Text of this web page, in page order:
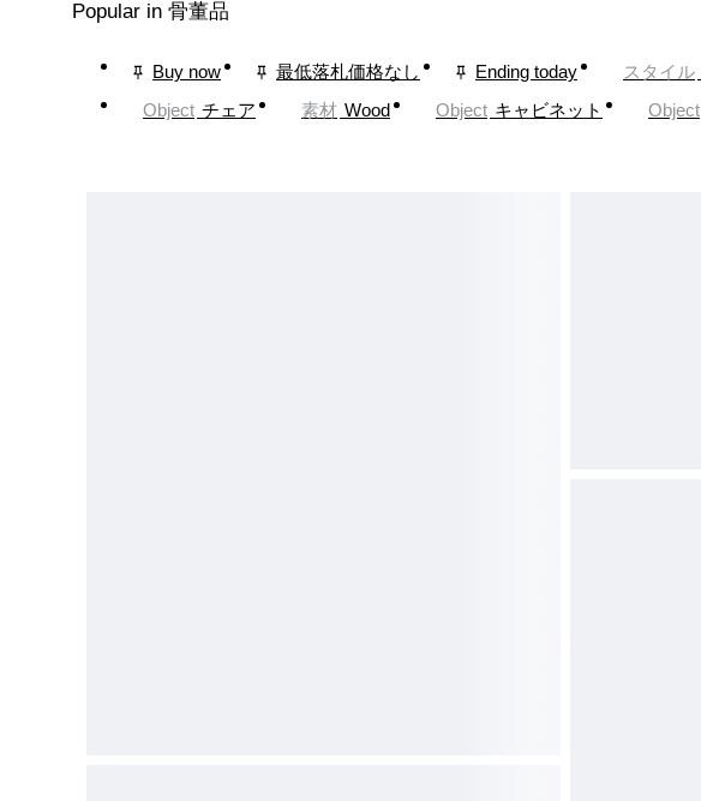
Popular in 骨董品
Buy now 最低落札価格なし Ending today スタイル
Object チェア 素材 Wood Object キャビネット Object